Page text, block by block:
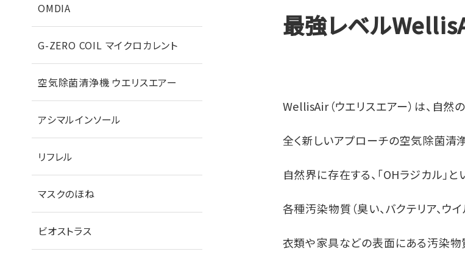
最強レベル
WellisAir（ウエリスエアー）は、自然
全く新しいアプローチの空気除菌清
自然界に存在する、「OHラジカル」
各種汚染物質（臭い、バクテリア、ウ
衣類や家具などの表面にある汚染物
OMDIA
G-ZERO COIL マイクロカレント
空気除菌清浄機 ウエリスエアー
アシマルインソール
リフレル
マスクのほね
ビオストラス